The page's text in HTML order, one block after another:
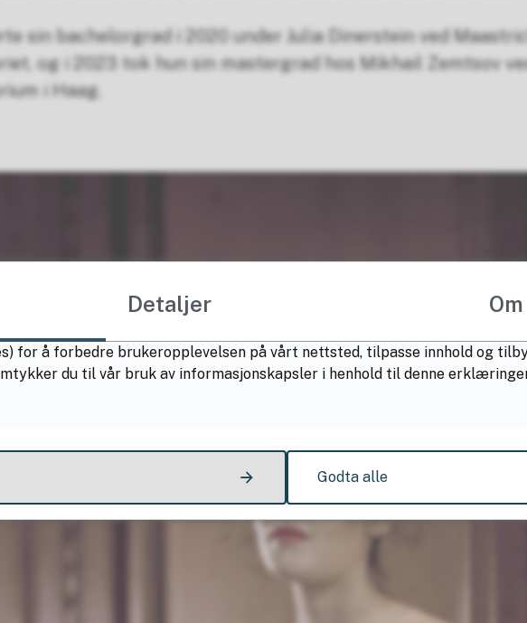
sin bachelorgrad i 2020 under Julia Dinerstein ved
og i 2023 tok hun sin mastergrad hos Mikhail Zemtsov
i Haag.
Detaljer Om
for å forbedre brukeropplevelsen på vårt nettsted, tilpasse innhold og
du til vår bruk av informasjonskapsler i henhold til denne
Godta alle